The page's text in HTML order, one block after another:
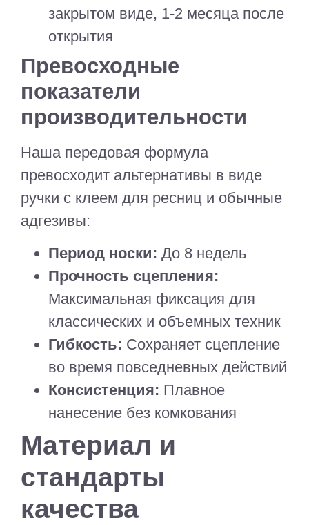
закрытом виде, 1-2 месяца после
открытия
Превосходные
показатели
производительности
Наша передовая формула
превосходит альтернативы в виде
ручки с клеем для ресниц и обычные
адгезивы:
Период носки: До 8 недель
Прочность сцепления:
Максимальная фиксация для
классических и объемных техник
Гибкость: Сохраняет сцепление
во время повседневных действий
Консистенция: Плавное
нанесение без комкования
Материал и
стандарты
качества